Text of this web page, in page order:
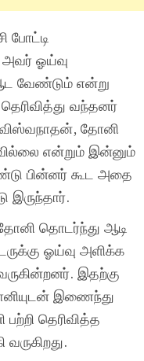
போட்டி
ஓய்வு
வேண்டும் என்று
வந்தனர்
தோனி
என்றும் இன்னும்
பின்னர் கூட அதை
இருந்தார்.
தொடர்ந்து ஆடி
ஓய்வு அளிக்க
இதற்கு
இணைந்து
தெரிவித்த